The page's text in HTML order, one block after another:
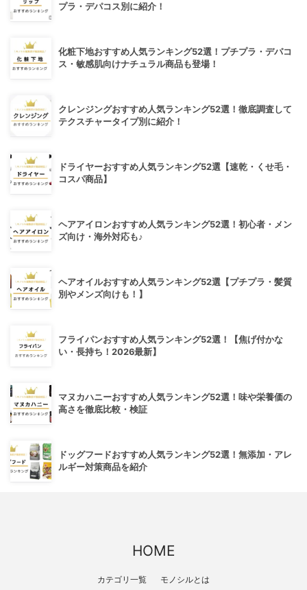
プラ・デパコス別に紹介！
化粧下地おすすめ人気ランキング52選！プチプラ・デパコ
ス・敏感肌向けナチュラル商品も登場！
クレンジングおすすめ人気ランキング52選！徹底調査して
テクスチャータイプ別に紹介！
ドライヤーおすすめ人気ランキング52選【速乾・くせ毛・
コスパ商品】
ヘアアイロンおすすめ人気ランキング52選！初心者・メン
ズ向け・海外対応も♪
ヘアオイルおすすめ人気ランキング52選【プチプラ・髪質
別やメンズ向けも！】
フライパンおすすめ人気ランキング52選！【焦げ付かな
い・長持ち！2026最新】
マヌカハニーおすすめ人気ランキング52選！味や栄養価の
高さを徹底比較・検証
ドッグフードおすすめ人気ランキング52選！無添加・アレ
ルギー対策商品を紹介
HOME
カテゴリ一覧 モノシルとは